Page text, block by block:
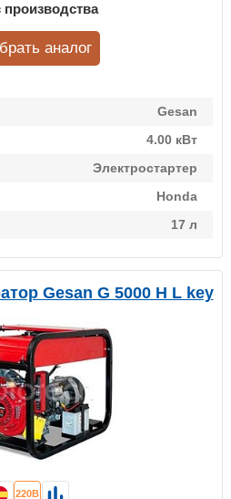
Gesan
4.00 кВт
Электростартер
Honda
17 л
производства
аналог
Gesan G 5000 H L key
220В